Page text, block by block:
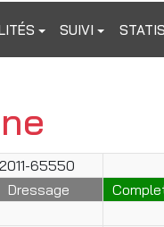
SUIVI
65550
Dressage